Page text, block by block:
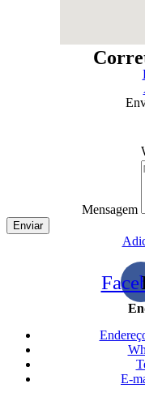
Mensagem
Enviar
E-